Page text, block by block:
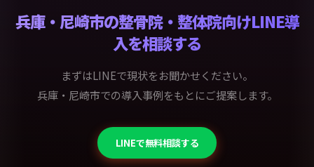
兵庫・尼崎市の整骨院・整体院向けLINE導
入を相談する
まずはLINEで現状をお聞かせください。
兵庫・尼崎市での導入事例をもとにご提案します。
LINEで無料相談する